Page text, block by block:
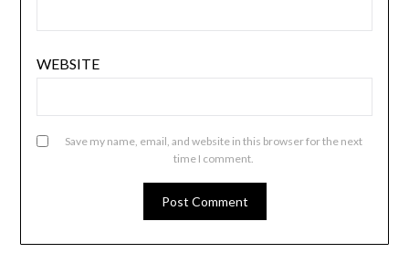
WEBSITE
Save my name, email, and website in this browser for the next
time I comment.